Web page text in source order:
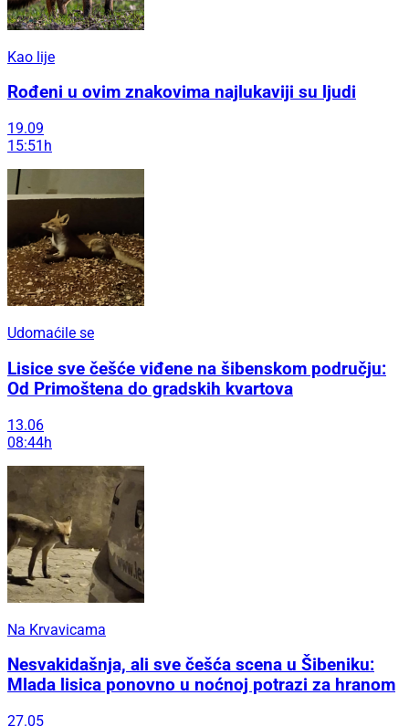
Kao lije
Rođeni u ovim znakovima najlukaviji su ljudi
19.09
15:51h
Udomaćile se
Lisice sve češće viđene na šibenskom području:
Od Primoštena do gradskih kvartova
13.06
08:44h
Na Krvavicama
Nesvakidašnja, ali sve češća scena u Šibeniku:
Mlada lisica ponovno u noćnoj potrazi za hranom
27.05